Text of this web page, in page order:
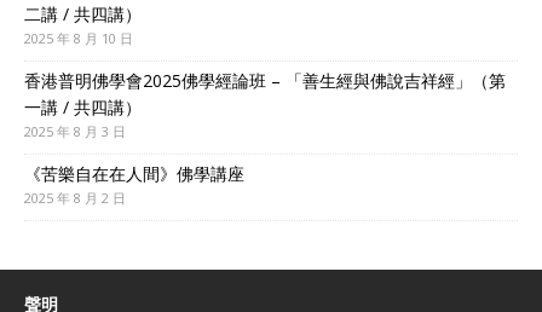
二講 / 共四講）
2025 年 8 月 10 日
香港普明佛學會2025佛學經論班 – 「善生經與佛說吉祥經」（第
一講 / 共四講）
2025 年 8 月 3 日
《苦樂自在在人間》佛學講座
2025 年 8 月 2 日
聲明